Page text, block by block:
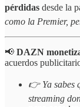
pérdidas desde la
como la Premier,
📢 DAZN
acuerdos
👉 Ya sabes
streaming